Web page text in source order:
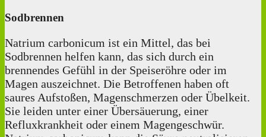
Sodbrennen
Natrium carbonicum ist ein Mittel, das bei
Sodbrennen helfen kann, das sich durch ein
brennendes Gefühl in der Speiseröhre oder im
Magen auszeichnet. Die Betroffenen haben oft
saures Aufstoßen, Magenschmerzen oder Übelkeit.
Sie leiden unter einer Übersäuerung, einer
Refluxkrankheit oder einem Magengeschwür.